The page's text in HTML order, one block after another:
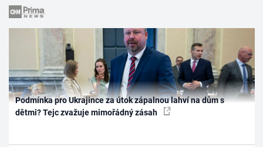
Podmínka pro Ukrajince za útok zápalnou lahví na dům s
dětmi? Tejc zvažuje mimořádný zásah